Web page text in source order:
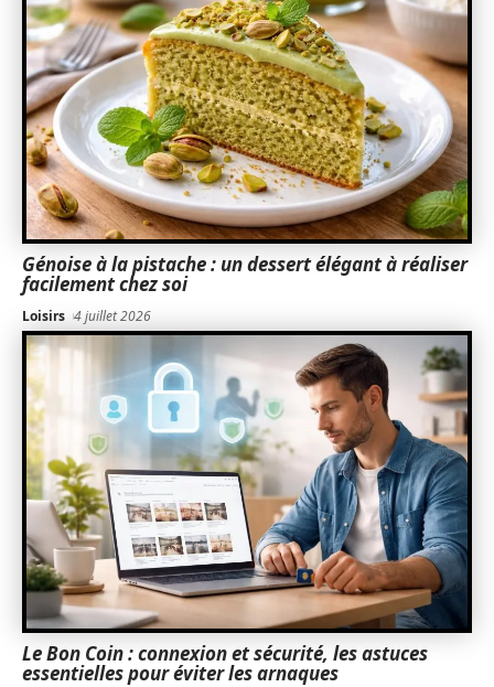
Génoise à la pistache : un dessert élégant à réaliser
facilement chez soi
Loisirs 4 juillet 2026
Le Bon Coin : connexion et sécurité, les astuces
essentielles pour éviter les arnaques